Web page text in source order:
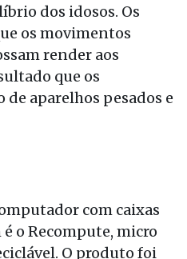
dos idosos. Os
os movimentos
render aos
que os
aparelhos pesados e
com caixas
o Recompute, micro
O produto foi